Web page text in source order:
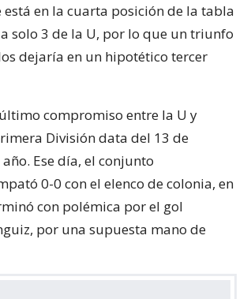
en la cuarta posición de la tabla
solo 3 de la U, por lo que un triunfo
dejaría en un hipotético tercer
compromiso entre la U y
División data del 13 de
Ese día, el conjunto
0-0 con el elenco de colonia, en
con polémica por el gol
por una supuesta mano de